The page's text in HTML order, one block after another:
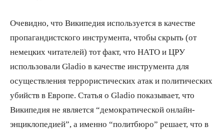
Очевидно, что Википедия используется в качестве
пропагандистского инструмента, чтобы скрыть (от
немецких читателей) тот факт, что НАТО и ЦРУ
использовали Gladio в качестве инструмента для
осуществления террористических атак и политических
убийств в Европе. Статья о Gladio показывает, что
Википедия не является “демократической онлайн-
энциклопедией”, а именно “политбюро” решает, что в